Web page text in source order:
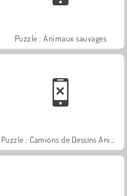
Puzzle : Animaux sauvages